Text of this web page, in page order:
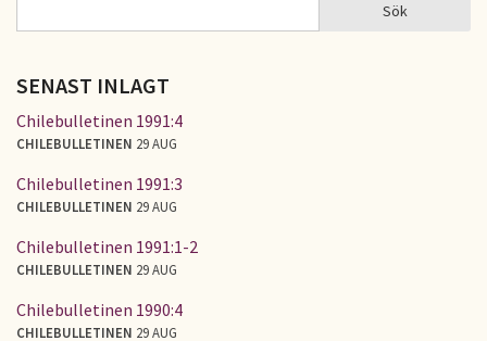
SÖKFORMULÄR Sök
SENAST INLAGT
Chilebulletinen 1991:4
CHILEBULLETINEN 29 AUG
Chilebulletinen 1991:3
CHILEBULLETINEN 29 AUG
Chilebulletinen 1991:1-2
CHILEBULLETINEN 29 AUG
Chilebulletinen 1990:4
CHILEBULLETINEN 29 AUG